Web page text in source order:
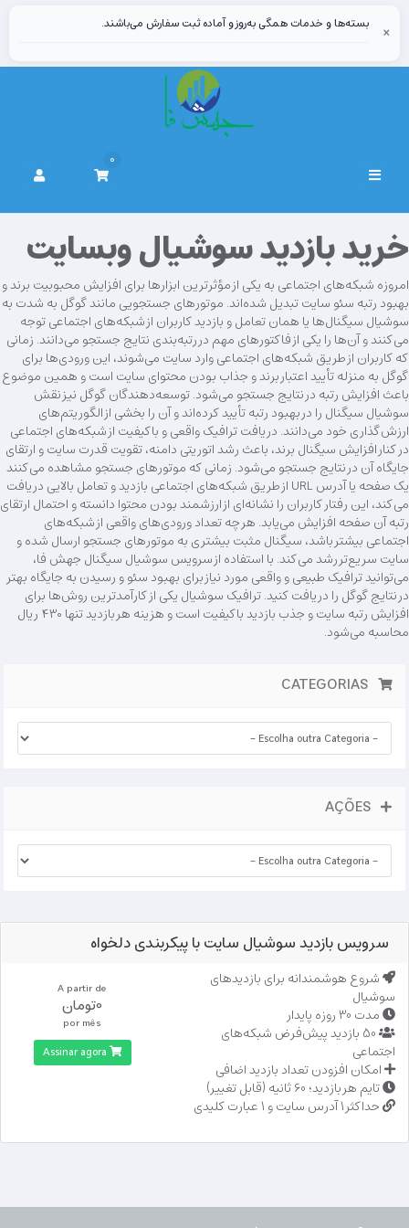
بسته‌ها و خدمات همگی به‌روز و آماده ثبت سفارش می‌باشند. ×
Alternar
0
خرید بازدید سوشیال وبسایت
امروزه شبکه‌های اجتماعی به یکی از مؤثرترین ابزارها برای افزایش محبوبیت برند و
بهبود رتبه سئو سایت تبدیل شده‌اند. موتورهای جستجویی مانند گوگل به شدت به
سوشیال سیگنال‌ها یا همان تعامل و بازدید کاربران از شبکه‌های اجتماعی توجه
می‌کنند و آن‌ها را یکی از فاکتورهای مهم در رتبه‌بندی نتایج جستجو می‌دانند. زمانی
که کاربران از طریق شبکه‌های اجتماعی وارد سایت می‌شوند، این ورودی‌ها برای
گوگل به منزله تأیید اعتبار برند و جذاب بودن محتوای سایت است و همین موضوع
باعث افزایش رتبه در نتایج جستجو می‌شود. توسعه‌دهندگان گوگل نیز نقش
سوشیال سیگنال را در بهبود رتبه تأیید کرده‌اند و آن را بخشی از الگوریتم‌های
ارزش‌گذاری خود می‌دانند. دریافت ترافیک واقعی و باکیفیت از شبکه‌های اجتماعی
در کنار افزایش سیگنال برند، باعث رشد اتوریتی دامنه، تقویت قدرت سایت و ارتقای
جایگاه آن در نتایج جستجو می‌شود. زمانی که موتورهای جستجو مشاهده می‌کنند
یک صفحه یا آدرس URL از طریق شبکه‌های اجتماعی بازدید و تعامل بالایی دریافت
می‌کند، این رفتار کاربران را نشانه‌ای از ارزشمند بودن محتوا دانسته و احتمال ارتقای
رتبه آن صفحه افزایش می‌یابد. هر چه تعداد ورودی‌های واقعی از شبکه‌های
اجتماعی بیشتر باشد، سیگنال مثبت بیشتری به موتورهای جستجو ارسال شده و
سایت سریع‌تر رشد می‌کند. با استفاده از سرویس سوشیال سیگنال جهش فا،
می‌توانید ترافیک طبیعی و واقعی مورد نیاز برای بهبود سئو و رسیدن به جایگاه بهتر
در نتایج گوگل را دریافت کنید. ترافیک سوشیال یکی از کارآمدترین روش‌ها برای
افزایش رتبه سایت و جذب بازدید باکیفیت است و هزینه هر بازدید تنها ۴۳۰ ریال
محاسبه می‌شود.
سرویس بازدید سوشیال سایت با پیکربندی دلخواه
شروع هوشمندانه برای بازدیدهای
سوشیال
مدت 30 روزه پایدار
50 بازدید پیش‌فرض شبکه‌های
اجتماعی
امکان افزودن تعداد بازدید اضافی
تایم هر بازدید؛ 60 ثانیه (قابل تغییر)
حداکثر 1 آدرس سایت و 1 عبارت کلیدی
A partir de
0تومان
por mês
Assinar agora